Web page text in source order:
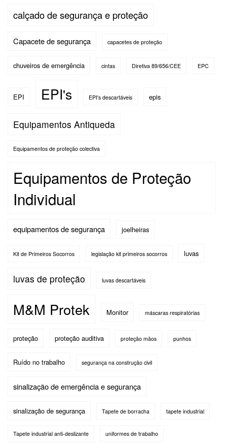
calçado de segurança e proteção
Capacete de segurança capacetes de proteção
chuveiros de emergência cintas Diretiva 89/656/CEE EPC
EPI EPI's EPI's descartáveis epis
Equipamentos Antiqueda
Equipamentos de proteção colectiva
Equipamentos de Proteção
Individual
equipamentos de segurança joelheiras
Kit de Primeiros Socorros legislação kit primeiros socorros luvas
luvas de proteção luvas descartáveis
M&M Protek Monitor máscaras respiratórias
proteção proteção auditiva proteção mãos punhos
Ruído no trabalho segurança na construção civil
sinalização de emergência e segurança
sinalização de segurança Tapete de borracha tapete industrial
Tapete industrial anti-deslizante uniformes de trabalho